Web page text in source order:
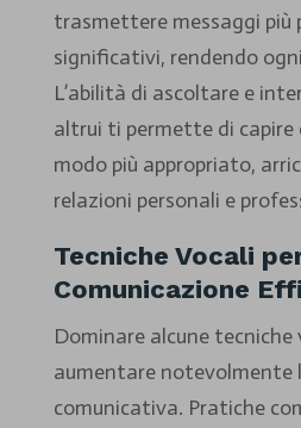
trasmettere messaggi più
significativi, rendendo
L’abilità di ascoltare e
altrui ti permette di capire
modo più appropriato,
relazioni personali e
Tecniche Vocali
Comunicazione
Dominare alcune tecniche
aumentare notevolmente
comunicativa. Pratiche